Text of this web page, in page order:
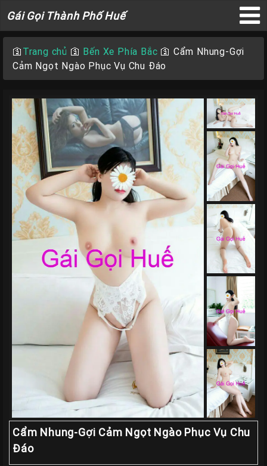
Gái Gọi Thành Phố Huế
Gái
Phố
Huế
×
Trang
Chủ
Gái
gọi
Huế
Gái
Gọi
Viên
Huế
Kiểm
Định
🛐 Trang chủ 🛐 Bến Xe Phía Bắc 🛐 Cẩm Nhung-Gợi
Cảm Ngọt Ngào Phục Vụ Chu Đáo
Cẩm Nhung-Gợi Cảm Ngọt Ngào Phục Vụ Chu
Đáo